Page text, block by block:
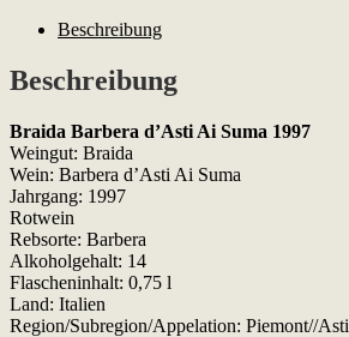
1997
Menge
Beschreibung
Beschreibung
Braida Barbera d’Asti Ai Suma 1997
Weingut: Braida
Wein: Barbera d’Asti Ai Suma
Jahrgang: 1997
Rotwein
Rebsorte: Barbera
Alkoholgehalt: 14
Flascheninhalt: 0,75 l
Land: Italien
Region/Subregion/Appelation: Piemont//Asti